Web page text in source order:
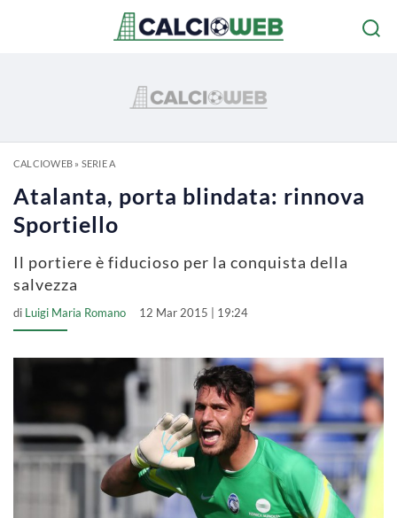
CALCIOWEB» SERIE A
Atalanta, porta blindata: rinnova
Sportiello
Il portiere è fiducioso per la conquista della
salvezza
di Luigi Maria Romano 12 Mar 2015 | 19:24